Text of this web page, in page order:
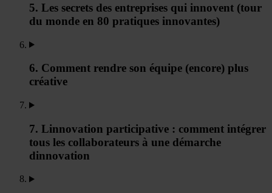
5. Les secrets des entreprises qui innovent (tour
du monde en 80 pratiques innovantes)
6. Comment rendre son équipe (encore) plus
créative
7. Linnovation participative : comment intégrer
tous les collaborateurs à une démarche
dinnovation